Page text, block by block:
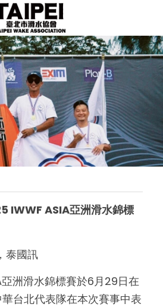
IWWF ASIA亞洲滑水錦標
泰國訊
洲滑水錦標賽於6月29日在
台北代表隊在本次賽事中表